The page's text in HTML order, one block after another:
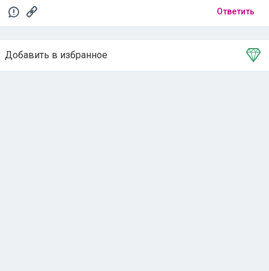
Ответить
Добавить в избранное
Тема в избранном